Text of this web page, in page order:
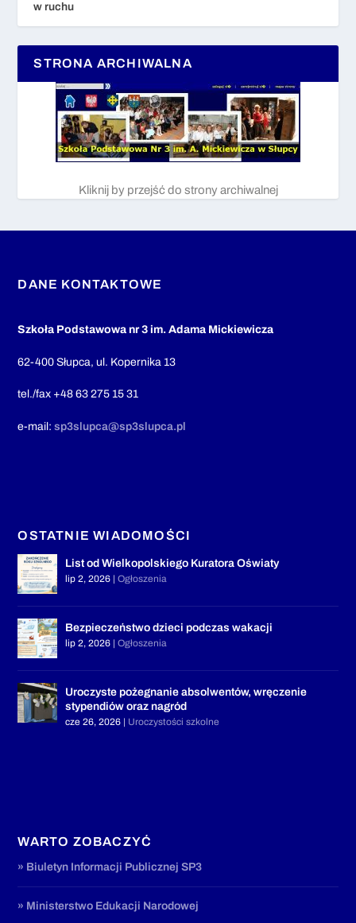
w ruchu
STRONA ARCHIWALNA
Kliknij by przejść do strony archiwalnej
DANE KONTAKTOWE
Szkoła Podstawowa nr 3 im. Adama Mickiewicza
62-400 Słupca, ul. Kopernika 13
tel./fax +48 63 275 15 31
e-mail:sp3slupca@sp3slupca.pl
OSTATNIE WIADOMOŚCI
List od Wielkopolskiego Kuratora Oświaty
lip 2, 2026 |Ogłoszenia
Bezpieczeństwo dzieci podczas wakacji
lip 2, 2026 |Ogłoszenia
Uroczyste pożegnanie absolwentów, wręczenie
stypendiów oraz nagród
cze 26, 2026 | Uroczystości szkolne
WARTO ZOBACZYĆ
» Biuletyn Informacji Publicznej SP3
» Ministerstwo Edukacji Narodowej